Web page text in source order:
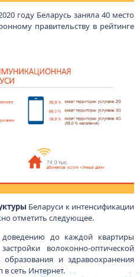
году Беларусь заняла 40 место
правительству в рейтинге
Беларуси к интенсификации
отметить следующее.
до каждой квартиры
волоконно-оптической
и здравоохранения
сеть Интернет.